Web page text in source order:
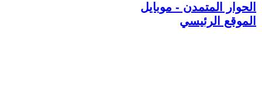
الحوار المتمدن - موبايل
الموقع الرئيسي